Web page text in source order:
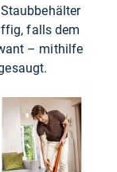
falls dem
– mithilfe